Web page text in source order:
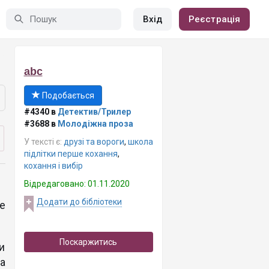
Вхід Реєстрація
abc
Подобається
#4340 в Детектив/Трилер
#3688 в Молодіжна проза
У тексті є: друзі та вороги, школа
підлітки перше кохання,
кохання і вибір
Відредаговано: 01.11.2020
Додати до бібліотеки
Поскаржитись